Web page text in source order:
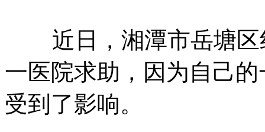
近日，湘潭市岳塘区
一医院求助，因为自己
受到了影响。